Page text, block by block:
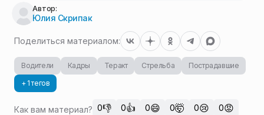
Автор:
Юлия Скрипак
Поделиться материалом:
Водители Кадры Теракт Стрельба
Пострадавшие
+ 1 тегов
Как вам материал? 0👎 0👍 0😄 0🤯 0😢 0😡